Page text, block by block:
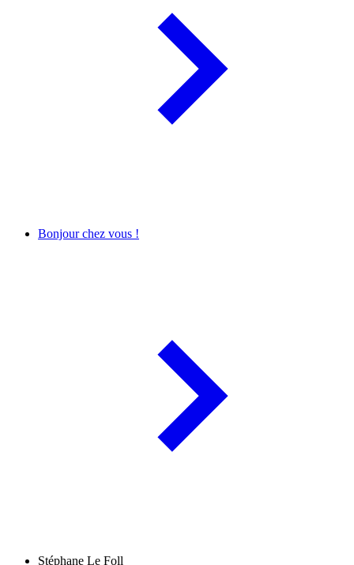
Bonjour chez vous !
Stéphane Le Foll